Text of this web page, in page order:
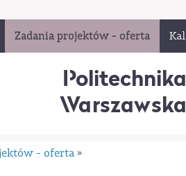
Zadania projektów - oferta
Politechnika
Warszawska
- oferta »